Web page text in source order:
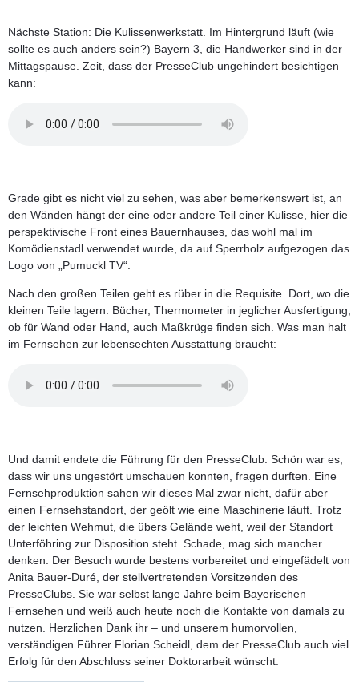
Nächste Station: Die Kulissenwerkstatt. Im Hintergrund läuft (wie
sollte es auch anders sein?) Bayern 3, die Handwerker sind in der
Mittagspause. Zeit, dass der PresseClub ungehindert besichtigen
kann:
Grade gibt es nicht viel zu sehen, was aber bemerkenswert ist, an
den Wänden hängt der eine oder andere Teil einer Kulisse, hier die
perspektivische Front eines Bauernhauses, das wohl mal im
Komödienstadl verwendet wurde, da auf Sperrholz aufgezogen das
Logo von „Pumuckl TV“.
Nach den großen Teilen geht es rüber in die Requisite. Dort, wo die
kleinen Teile lagern. Bücher, Thermometer in jeglicher Ausfertigung,
ob für Wand oder Hand, auch Maßkrüge finden sich. Was man halt
im Fernsehen zur lebensechten Ausstattung braucht:
Und damit endete die Führung für den PresseClub. Schön war es,
dass wir uns ungestört umschauen konnten, fragen durften. Eine
Fernsehproduktion sahen wir dieses Mal zwar nicht, dafür aber
einen Fernsehstandort, der geölt wie eine Maschinerie läuft. Trotz
der leichten Wehmut, die übers Gelände weht, weil der Standort
Unterföhring zur Disposition steht. Schade, mag sich mancher
denken. Der Besuch wurde bestens vorbereitet und eingefädelt von
Anita Bauer-Duré, der stellvertretenden Vorsitzenden des
PresseClubs. Sie war selbst lange Jahre beim Bayerischen
Fernsehen und weiß auch heute noch die Kontakte von damals zu
nutzen. Herzlichen Dank ihr – und unserem humorvollen,
verständigen Führer Florian Scheidl, dem der PresseClub auch viel
Erfolg für den Abschluss seiner Doktorarbeit wünscht.